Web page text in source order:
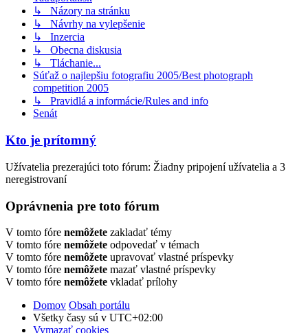
↳ Názory na stránku
↳ Návrhy na vylepšenie
↳ Inzercia
↳ Obecna diskusia
↳ Tláchanie...
Súťaž o najlepšiu fotografiu 2005/Best photograph
competition 2005
↳ Pravidlá a informácie/Rules and info
Senát
Kto je prítomný
Užívatelia prezerajúci toto fórum: Žiadny pripojení užívatelia a 3
neregistrovaní
Oprávnenia pre toto fórum
V tomto fóre nemôžete zakladať témy
V tomto fóre nemôžete odpovedať v témach
V tomto fóre nemôžete upravovať vlastné príspevky
V tomto fóre nemôžete mazať vlastné príspevky
V tomto fóre nemôžete vkladať prílohy
Domov Obsah portálu
Všetky časy sú v UTC+02:00
Vymazať cookies